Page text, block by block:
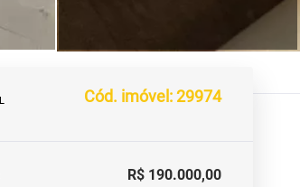
Cód. imóvel: 29974
R$ 190.000,00